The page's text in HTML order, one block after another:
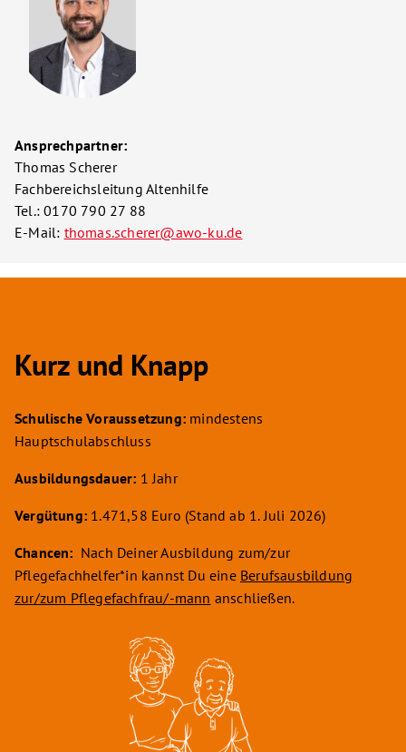
Ansprechpartner:
Thomas Scherer
Fachbereichsleitung Altenhilfe
Tel.: 0170 790 27 88
E-Mail: thomas.scherer@awo-ku.de
Kurz und Knapp
Schulische Voraussetzung: mindestens
Hauptschulabschluss
Ausbildungsdauer: 1 Jahr
Vergütung: 1.471,58 Euro (Stand ab 1. Juli 2026)
Chancen: Nach Deiner Ausbildung zum/zur
Pflegefachhelfer*in kannst Du eine Berufsausbildung
zur/zum Pflegefachfrau/-mann anschließen.